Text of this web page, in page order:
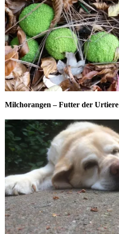
Milchorangen – Futter der Urtiere